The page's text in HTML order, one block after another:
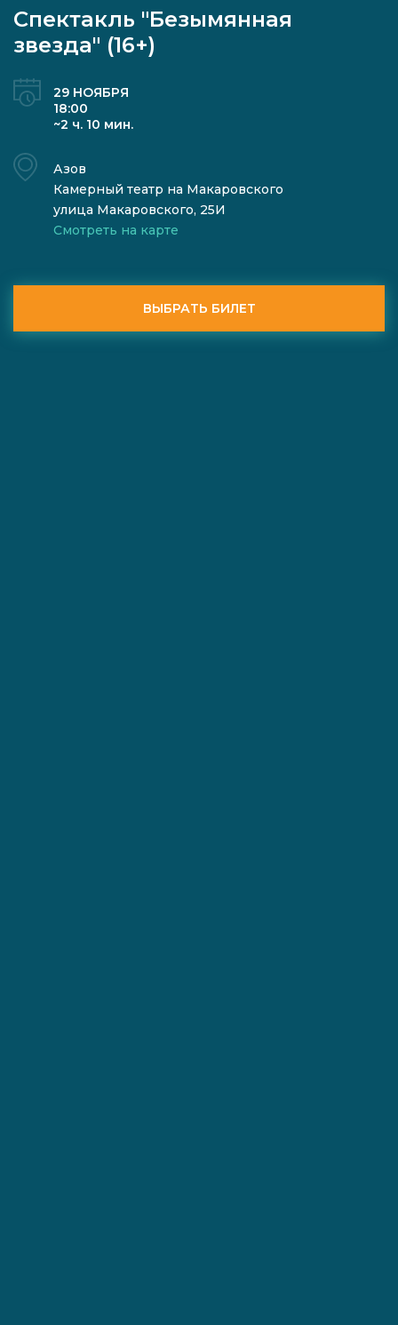
Спектакль "Безымянная
звезда" (16+)
29 НОЯБРЯ
18:00
~2 ч. 10 мин.
Азов
Камерный театр на Макаровского
улица Макаровского, 25И
Смотреть на карте
ВЫБРАТЬ БИЛЕТ